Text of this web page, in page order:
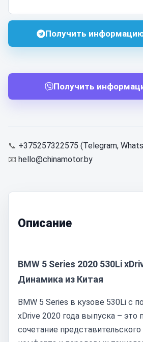
Получить
Получить
📞 +375257322575 (Telegram,
📧 hello@chinamotor.by
Описание
BMW 5 Series 2020 530Li
Динамика из Китая
BMW 5 Series в кузове 530Li с
xDrive 2020 года выпуска – это
сочетание представительского